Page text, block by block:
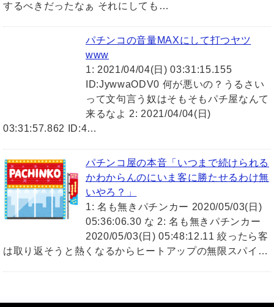
するべきだったなぁ それにしても…
パチンコの音量MAXにして打つヤツ
www
1: 2021/04/04(日) 03:31:15.155
ID:JywwaODV0 何が悪いの？うるさい
って文句言う奴はそもそもパチ屋なんて
来るなよ 2: 2021/04/04(日)
03:31:57.862 ID:4…
パチンコ屋の本音「いつまで続けられる
かわからんのにいま客に勝たせるわけ無
いやろ？」
1: 名も無きパチンカー 2020/05/03(日)
05:36:06.30 な 2: 名も無きパチンカー
2020/05/03(日) 05:48:12.11 絞ったら客
は取り返そうと熱くなるからヒートアップの無限スパイ…